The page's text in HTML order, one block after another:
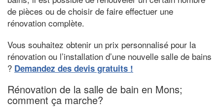
de pièces ou de choisir de faire effectuer une
rénovation complète.
Vous souhaitez obtenir un prix personnalisé pour la
rénovation ou l’installation d’une nouvelle salle de bains
? Demandez des devis gratuits !
Rénovation de la salle de bain en Mons;
comment ça marche?